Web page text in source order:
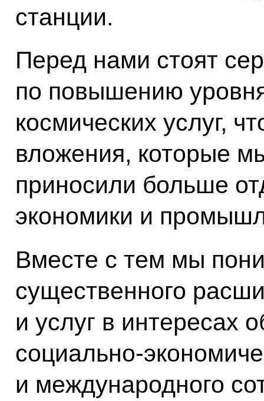
станции.
Перед нами стоят
по повышению
космических услуг,
вложения, которые
приносили больше
экономики и
Вместе с тем мы
существенного
и услуг в интересах
социально-
и международного